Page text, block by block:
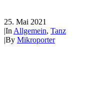
25. Mai 2021
|In Allgemein, Tanz
|By Mikroporter